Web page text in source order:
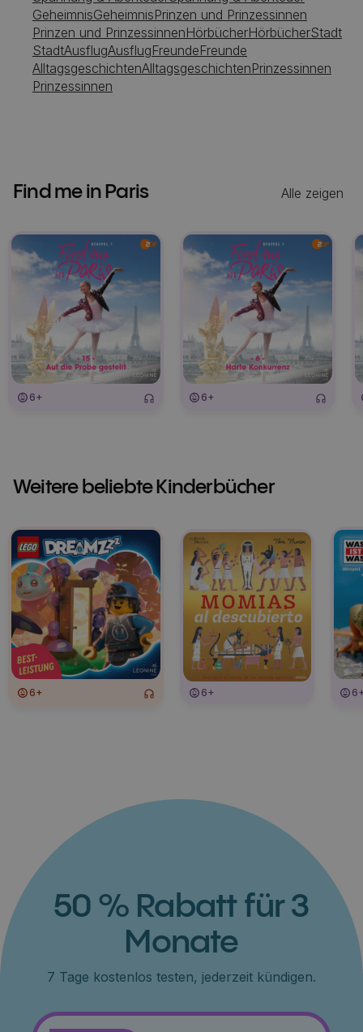
GeheimnisGeheimnisPrinzen und Prinzessinnen
Prinzen und PrinzessinnenHörbücherHörbücherStadt
StadtAusflugAusflugFreundeFreunde
AlltagsgeschichtenAlltagsgeschichtenPrinzessinnen
Prinzessinnen
Find me in Paris Alle zeigen
6+ 6+
Weitere beliebte Kinderbücher
6+ 6+
50 % Rabatt für 3
Monate
7 Tage kostenlos testen, jederzeit kündigen.